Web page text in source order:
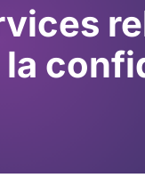
la